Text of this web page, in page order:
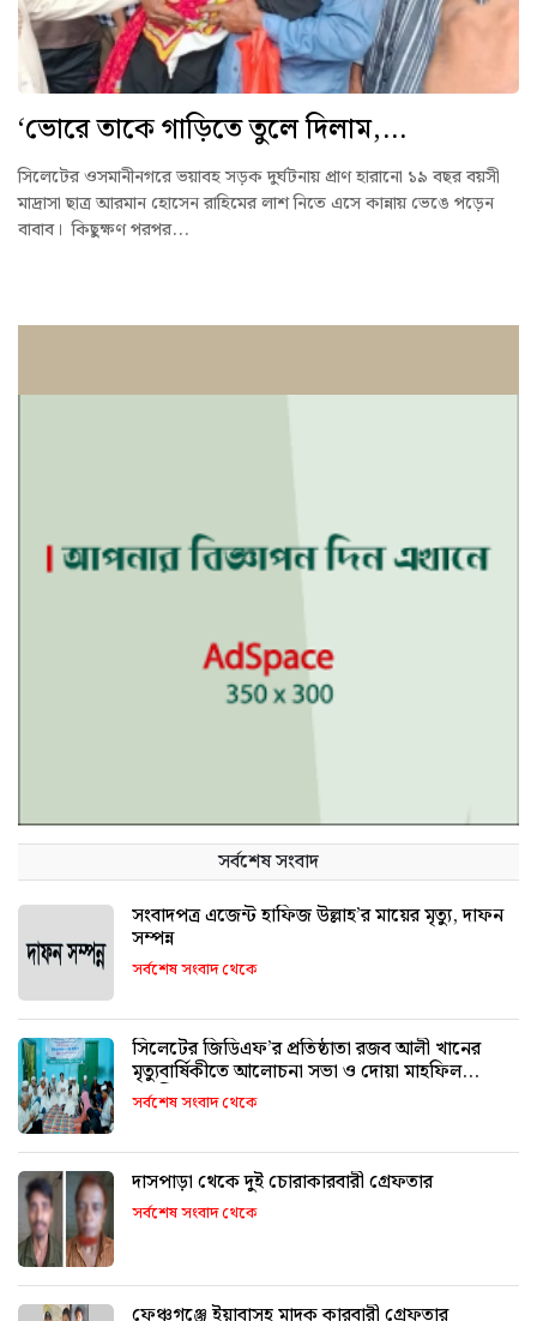
‘ভোরে তাকে গাড়িতে তুলে দিলাম,...
সিলেটের ওসমানীনগরে ভয়াবহ সড়ক দুর্ঘটনায় প্রাণ হারানো ১৯ বছর বয়সী
মাদ্রাসা ছাত্র আরমান হোসেন রাহিমের লাশ নিতে এসে কান্নায় ভেঙে পড়েন
বাবাব। কিছুক্ষণ পরপর...
সর্বশেষ সংবাদ
সংবাদপত্র এজেন্ট হাফিজ উল্লাহ’র মায়ের মৃত্যু, দাফন
সম্পন্ন
সর্বশেষ সংবাদ থেকে
সিলেটের জিডিএফ’র প্রতিষ্ঠাতা রজব আলী খানের
মৃত্যুবার্ষিকীতে আলোচনা সভা ও দোয়া মাহফিল
অনুষ্ঠিত
সর্বশেষ সংবাদ থেকে
দাসপাড়া থেকে দুই চোরাকারবারী গ্রেফতার
সর্বশেষ সংবাদ থেকে